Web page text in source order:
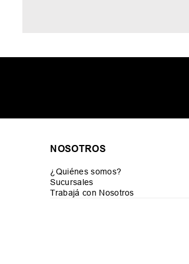
NOSOTROS
¿Quiénes somos?
Sucursales
Trabajá con Nosotros